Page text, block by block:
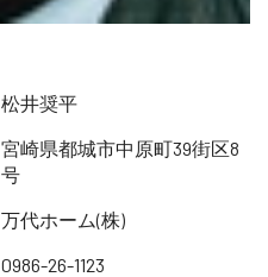
松井奨平
宮崎県都城市中原町39街区8
号
万代ホーム(株)
0986-26-1123